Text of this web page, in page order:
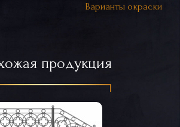
Варианты окраски
продукция